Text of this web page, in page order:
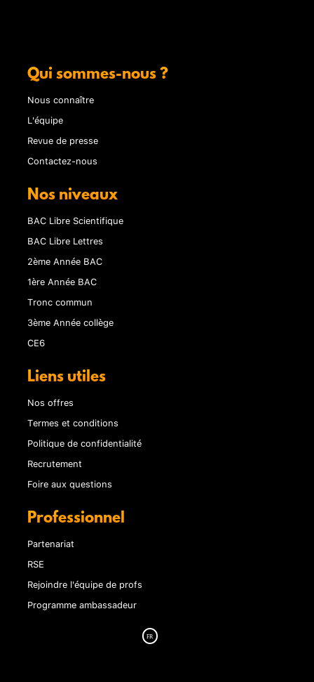
Qui sommes-nous ?
Nous connaître
L'équipe
Revue de presse
Contactez-nous
Nos niveaux
BAC Libre Scientifique
BAC Libre Lettres
2ème Année BAC
1ère Année BAC
Tronc commun
3ème Année collège
CE6
Liens utiles
Nos offres
Termes et conditions
Politique de confidentialité
Recrutement
Foire aux questions
Professionnel
Partenariat
RSE
Rejoindre l'équipe de profs
Programme ambassadeur